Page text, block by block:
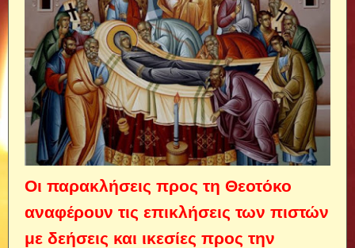
Οι παρακλήσεις προς τη Θεοτόκο
αναφέρουν τις επικλήσεις των πιστών
με δεήσεις και ικεσίες προς την